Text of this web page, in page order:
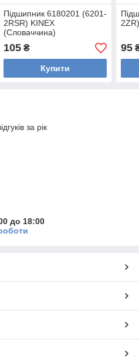
Підшипник 6180201 (6201-
2RSR) KINEX
(Словаччина)
105₴
Купити
95
за рік
до 18:00